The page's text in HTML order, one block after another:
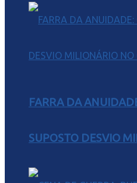
FARRA DA
SUPOSTO DESVIO